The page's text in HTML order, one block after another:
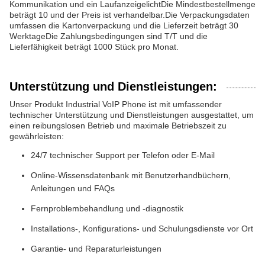
Kommunikation und ein LaufanzeigelichtDie Mindestbestellmenge
beträgt 10 und der Preis ist verhandelbar.Die Verpackungsdaten
umfassen die Kartonverpackung und die Lieferzeit beträgt 30
WerktageDie Zahlungsbedingungen sind T/T und die
Lieferfähigkeit beträgt 1000 Stück pro Monat.
Unterstützung und Dienstleistungen:
Unser Produkt Industrial VoIP Phone ist mit umfassender
technischer Unterstützung und Dienstleistungen ausgestattet, um
einen reibungslosen Betrieb und maximale Betriebszeit zu
gewährleisten:
24/7 technischer Support per Telefon oder E-Mail
Online-Wissensdatenbank mit Benutzerhandbüchern,
Anleitungen und FAQs
Fernproblembehandlung und -diagnostik
Installations-, Konfigurations- und Schulungsdienste vor Ort
Garantie- und Reparaturleistungen